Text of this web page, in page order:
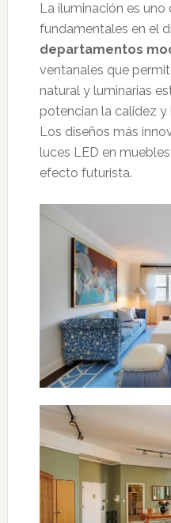
La iluminación es uno
fundamentales en el
departamentos
ventanales que
natural y luminarias
potencian la calidez
Los diseños más
luces LED en
efecto futurista.